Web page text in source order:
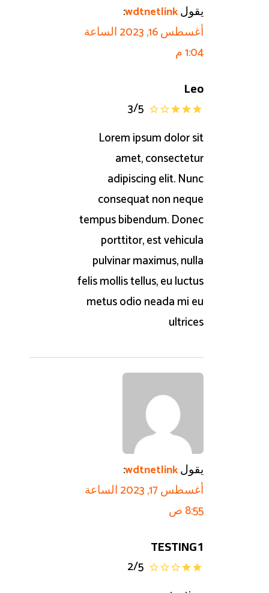
Leo
3/5
Lorem ipsum dolor sit
amet, consectetur
adipiscing elit. Nunc
consequat non neque
tempus bibendum. Donec
porttitor, est vehicula
pulvinar maximus, nulla
felis mollis tellus, eu luctus
metus odio neada mi eu
ultrices
يقولwdtnetlink
:
أغسطس 16, 2023 الساعة
1:04 م
TESTING1
2/5
يقولwdtnetlink
:
أغسطس 17, 2023 الساعة
8:55 ص